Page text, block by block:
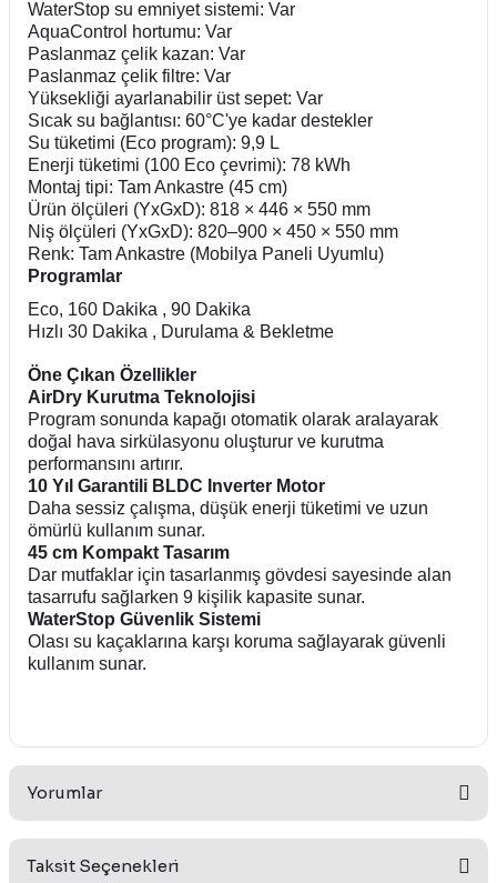
WaterStop su emniyet sistemi: Var
AquaControl hortumu: Var
Paslanmaz çelik kazan: Var
Paslanmaz çelik filtre: Var
Yüksekliği ayarlanabilir üst sepet: Var
Sıcak su bağlantısı: 60°C'ye kadar destekler
Su tüketimi (Eco program): 9,9 L
Enerji tüketimi (100 Eco çevrimi): 78 kWh
Montaj tipi: Tam Ankastre (45 cm)
Ürün ölçüleri (YxGxD): 818 × 446 × 550 mm
Niş ölçüleri (YxGxD): 820–900 × 450 × 550 mm
Renk: Tam Ankastre (Mobilya Paneli Uyumlu)
Programlar
Eco, 160 Dakika , 90 Dakika
Hızlı 30 Dakika , Durulama & Bekletme
Öne Çıkan Özellikler
AirDry Kurutma Teknolojisi
Program sonunda kapağı otomatik olarak aralayarak
doğal hava sirkülasyonu oluşturur ve kurutma
performansını artırır.
10 Yıl Garantili BLDC Inverter Motor
Daha sessiz çalışma, düşük enerji tüketimi ve uzun
ömürlü kullanım sunar.
45 cm Kompakt Tasarım
Dar mutfaklar için tasarlanmış gövdesi sayesinde alan
tasarrufu sağlarken 9 kişilik kapasite sunar.
WaterStop Güvenlik Sistemi
Olası su kaçaklarına karşı koruma sağlayarak güvenli
kullanım sunar.
Yorumlar
Taksit Seçenekleri